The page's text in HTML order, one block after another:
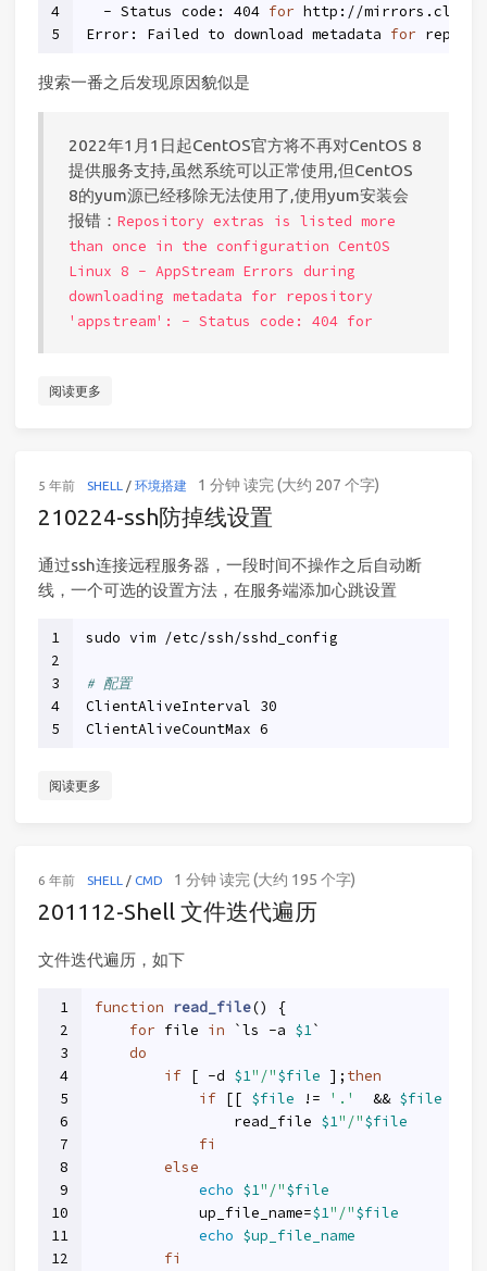
4
5
  - Status code: 404
for http://
Error: Failed to download metadata for repo
搜索一番之后发现原因貌似是
2022年1月1日起CentOS官方将不再对CentOS 8
提供服务支持,虽然系统可以正常使用,但CentOS
8的yum源已经移除无法使用了,使用yum安装会
报错：Repository extras is listed more
than once in the configuration CentOS
Linux 8 - AppStream Errors during
downloading metadata for repository
'appstream': - Status code: 404 for
阅读更多
5 年前 SHELL / 环境搭建 1 分钟 读完 (大约 207 个字)
210224-ssh防掉线设置
通过ssh连接远程服务器，一段时间不操作之后自动断
线，一个可选的设置方法，在服务端添加心跳设置
1
2
3
4
5
sudo vim /etc/ssh/sshd_config
# 配置
ClientAliveInterval 30
ClientAliveCountMax 6
阅读更多
6 年前 SHELL / CMD 1 分钟 读完 (大约 195 个字)
201112-Shell 文件迭代遍历
文件迭代遍历，如下
1
2
3
4
5
6
7
8
9
10
11
12
function read_file() {
for file in `ls -a $1`
do
if [ -d $1"/"$file ]; then
if [[ $file != '.'
  &&
$file
                read_file
$1"/"$file
fi
else
echo $1"/"$file
            up_file_name=
$1"/"$file
echo $up_file_name
fi